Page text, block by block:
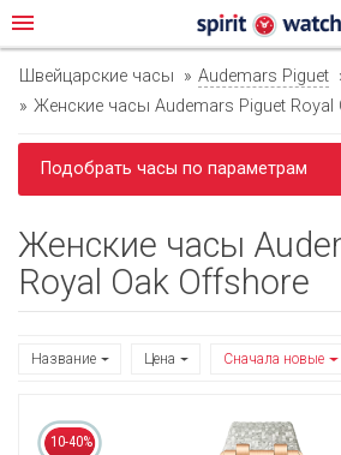
menu
Швейцарские часы Audemars Piguet
Женские часы Audemars Piguet Royal
Подобрать часы по параметрам
Женские часы
Royal Oak Offshore
Название Цена Сначала новые
10-40%